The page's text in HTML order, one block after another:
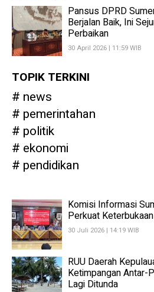
Pansus DPRD
Berjalan Baik, Ini
Perbaikan
30 April 2026 | 11:59 WIB
TOPIK TERKINI
news
pemerintahan
politik
ekonomi
pendidikan
Komisi Informasi
Perkuat
30 Juli 2026 | 14:19 WIB
RUU Daerah
Ketimpangan Antar-
Lagi Ditunda